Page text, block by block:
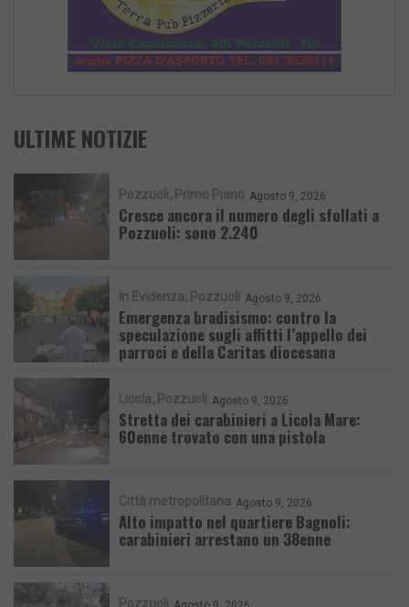
ULTIME NOTIZIE
Pozzuoli Primo Piano Agosto 9, 2026
Cresce ancora il numero degli sfollati a
Pozzuoli: sono 2.240
In Evidenza Pozzuoli Agosto 9, 2026
Emergenza bradisismo: contro la
speculazione sugli affitti l’appello dei
parroci e della Caritas diocesana
Licola Pozzuoli Agosto 9, 2026
Stretta dei carabinieri a Licola Mare:
60enne trovato con una pistola
Città metropolitana Agosto 9, 2026
Alto impatto nel quartiere Bagnoli:
carabinieri arrestano un 38enne
Pozzuoli